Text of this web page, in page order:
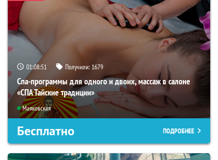
01:08:50 Получили: 1679
Спа-программы для одного и двоих, массаж в салоне
«СПА Тайские традиции»
Маяковская
Бесплатно ПОДРОБНЕЕ